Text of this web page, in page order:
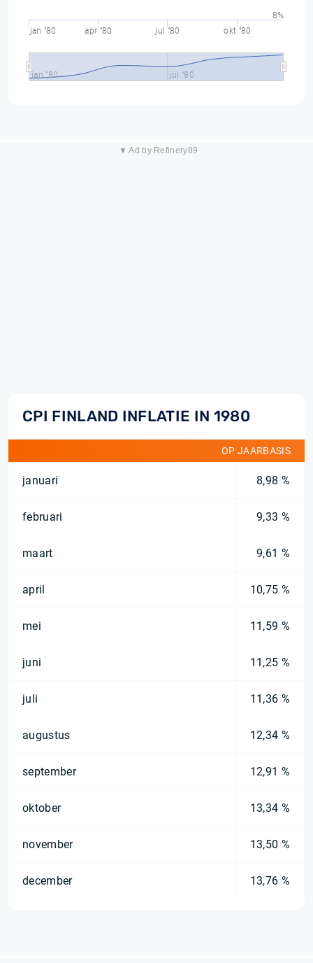
jan "80 apr "80 jul "80 okt "80
jan "80 jul "80
8%
▼ Ad by Refinery89
CPI FINLAND INFLATIE IN 1980
OP JAARBASIS
januari 8,98 %
februari 9,33 %
maart 9,61 %
april 10,75 %
mei 11,59 %
juni 11,25 %
juli 11,36 %
augustus 12,34 %
september 12,91 %
oktober 13,34 %
november 13,50 %
december 13,76 %